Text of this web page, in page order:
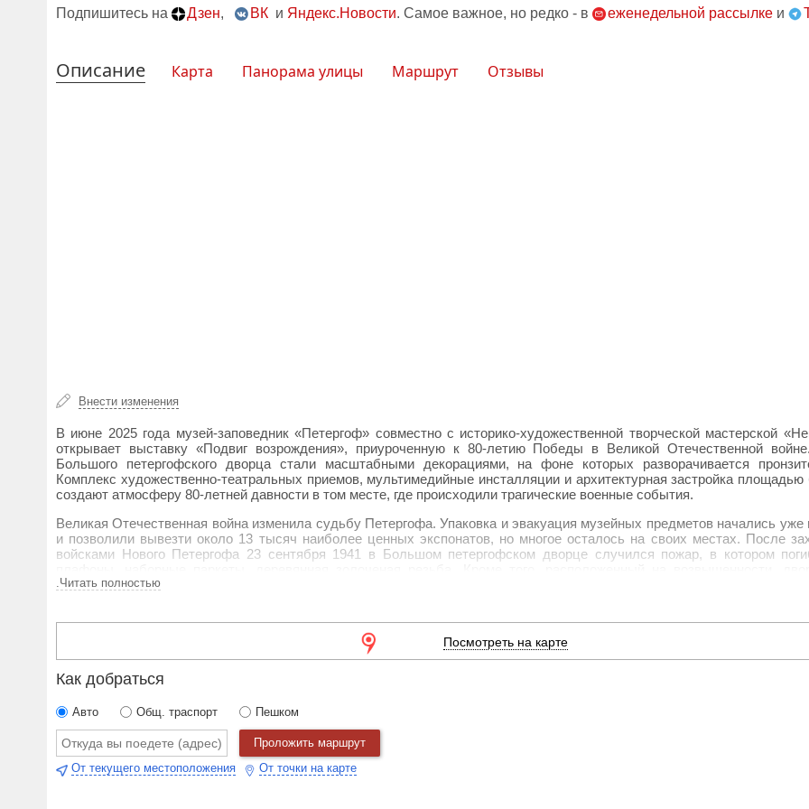
Подпишитесь на Дзен, ВК и Яндекс.Новости. Самое важное, но редко - в еженедельной рассылке и
Описание Карта Панорама улицы Маршрут Отзывы
Внести изменения
В июне 2025 года музей-заповедник «Петергоф» совместно с историко-художественной творческой мастерской
открывает выставку «Подвиг возрождения», приуроченную к 80-летию Победы в Великой Отечественной
Большого петергофского дворца стали масштабными декорациями, на фоне которых разворачивается
Комплекс художественно-театральных приемов, мультимедийные инсталляции и архитектурная застройка
создают атмосферу 80-летней давности в том месте, где происходили трагические военные события.
Великая Отечественная война изменила судьбу Петергофа. Упаковка и эвакуация музейных предметов начались уже
и позволили вывезти около 13 тысяч наиболее ценных экспонатов, но многое осталось на своих местах. После
войсками Нового Петергофа 23 сентября 1941 в Большом петергофском дворце случился пожар, в котором
постоянным артиллерийским обстрелам. В январе 1944 года после почти трех лет оккупации он был разрушен на
Когда в 1946 году вся страна еще лежала в руинах, в Нижнем парке праздновали открытие первой очереди
Это стало символом надежды: если известный всем с детства Петергоф восстанет из руин, возродится и вся
выставки станет свидетелем этих событий и увидит, как Петергоф вновь стал величественным дворцово-
который сегодня является визитной карточкой России.
Выставка соединит декорационные приемы театра и кинематографа с музейным показом предметов, давая
полного эмоционального погружения. О подвиге реставраторов и музейных работников расскажут известные актеры.
Возрождение Петергофа – это результат колоссального труда коллектива отечественных реставраторов,
жителей Ленинграда. В год 80-летия Победы в Великой Отечественной войне этой теме в музее-заповеднике
.Читать полностью
Посмотреть на карте
Как добраться
Авто Общ. траспорт Пешком
Проложить маршрут
От текущего местоположения
От точки на карте